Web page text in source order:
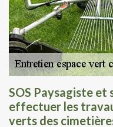
SOS Paysagiste et
effectuer les
verts des